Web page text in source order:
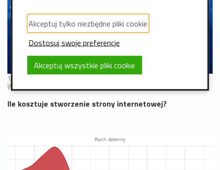
14 styczeń 2026
WordPress
Ile kosztuje stworzenie strony internetowej?
Akceptuj tylko niezbędne pliki cookie
Dostosuj swoje preferencje
Akceptuj wszystkie pliki cookie